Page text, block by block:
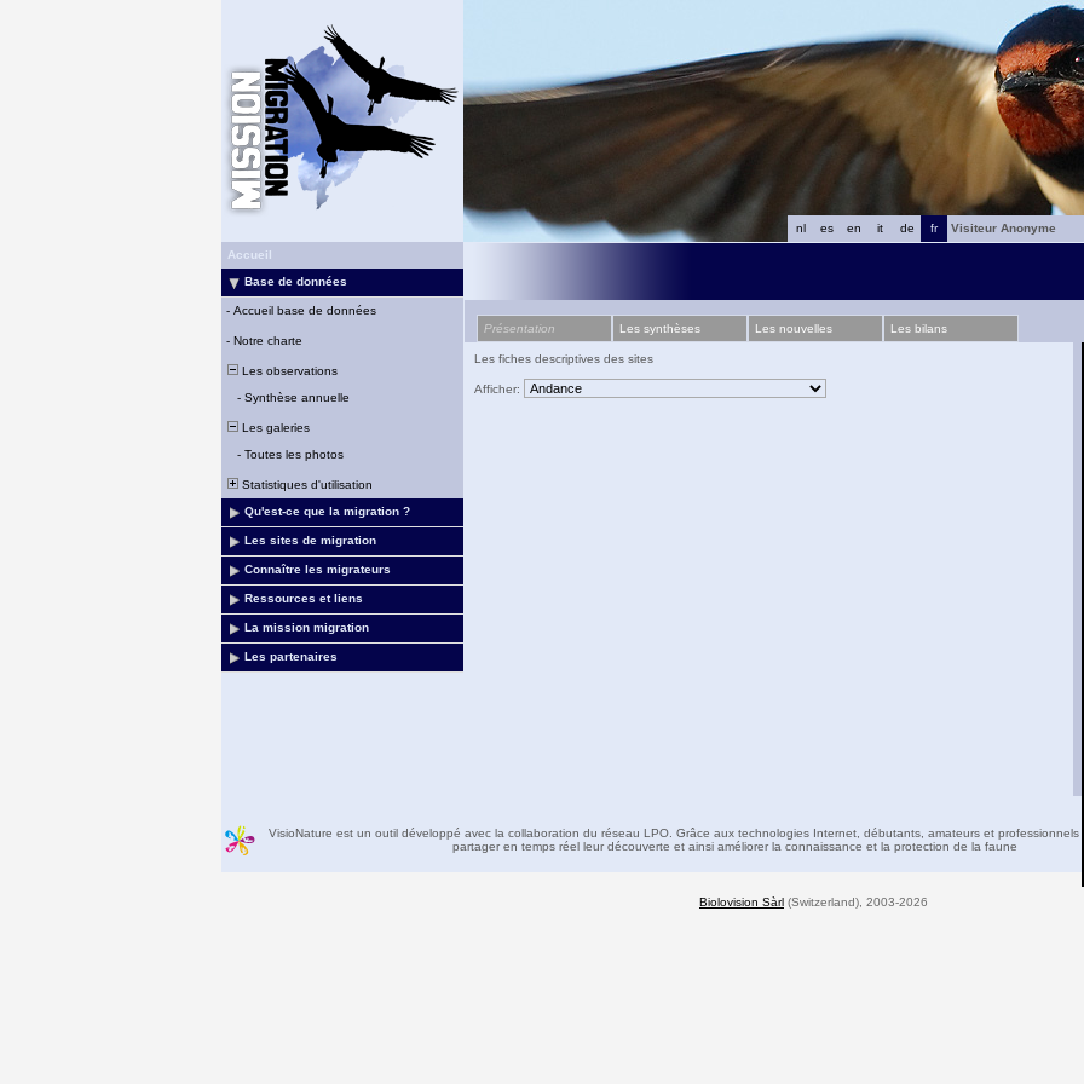
fr
de
it
en
es
nl
Visiteur Anonyme
Accueil
Base de données
- Accueil base de données
- Notre charte
Les observations
- Synthèse annuelle
Les galeries
- Toutes les photos
Statistiques d'utilisation
Qu'est-ce que la migration ?
Les sites de migration
Connaître les migrateurs
Ressources et liens
La mission migration
Les partenaires
Présentation Les synthèses Les nouvelles Les bilans
Les fiches descriptives des sites
Afficher:
VisioNature est un outil développé avec la collaboration du réseau LPO. Grâce aux technologies Internet, débutants, amateurs et professionnels
partager en temps réel leur découverte et ainsi améliorer la connaissance et la protection de la faune
Biolovision Sàrl (Switzerland), 2003-2026